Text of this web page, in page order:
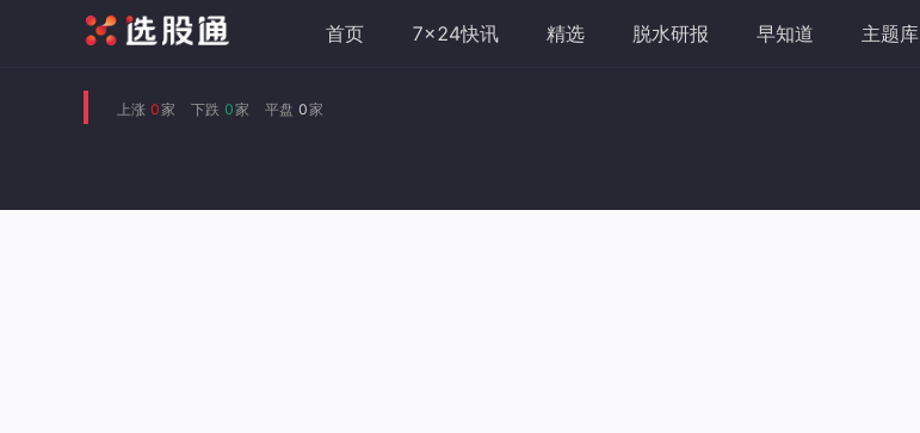
首页 7x24快讯 精选 脱水研报 早知道 主题库
上涨 0家 下跌 0家 平盘 0家